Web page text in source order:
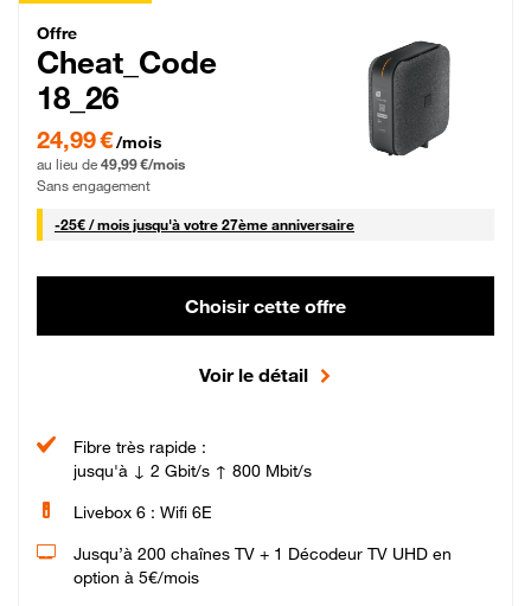
Cheat_Code Fibre_18_26
Offre
Cheat_Code
18_26
24,99 € par mois pendant 0 mois puis 49,99 € par mois, Sans engagement
24,99 €/mois
au lieu de 49,99 €/mois
Sans engagement
-25€ / mois25 € par mois
jusqu'à votre 27ème anniversaire
Choisir cette offre
Voir le détail
Fibre très rapide :
jusqu'à ↓ 2 Gbit/s ↑ 800 Mbit/s
Livebox 6 : Wifi 6E
Jusqu’à 200 chaînes TV + 1 Décodeur TV UHD en
option à 5€/mois